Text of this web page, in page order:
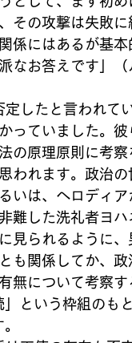
その攻撃は失敗に
係にはあるが基
なお答えです」
したと言われて
っていました。彼
の原理原則に考
われます。政治
いは、ヘロディ
難した洗礼者ヨハ
見られるように
も関係してか、
無について考察
という枠組のも